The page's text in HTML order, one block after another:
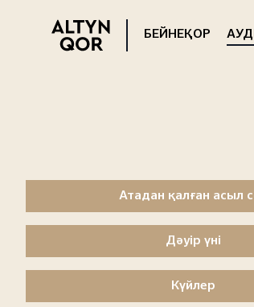
БЕЙНЕҚОР
Атадан қалған асыл
Дәуір үні
Күйлер